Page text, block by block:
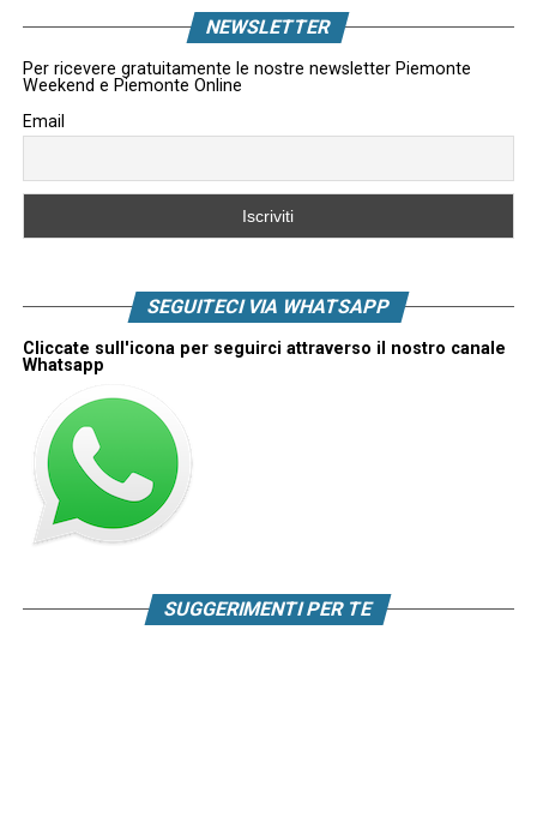
NEWSLETTER
Per ricevere gratuitamente le nostre newsletter Piemonte
Weekend e Piemonte Online
Email
SEGUITECI VIA WHATSAPP
Cliccate sull'icona per seguirci attraverso il nostro canale
Whatsapp
SUGGERIMENTI PER TE